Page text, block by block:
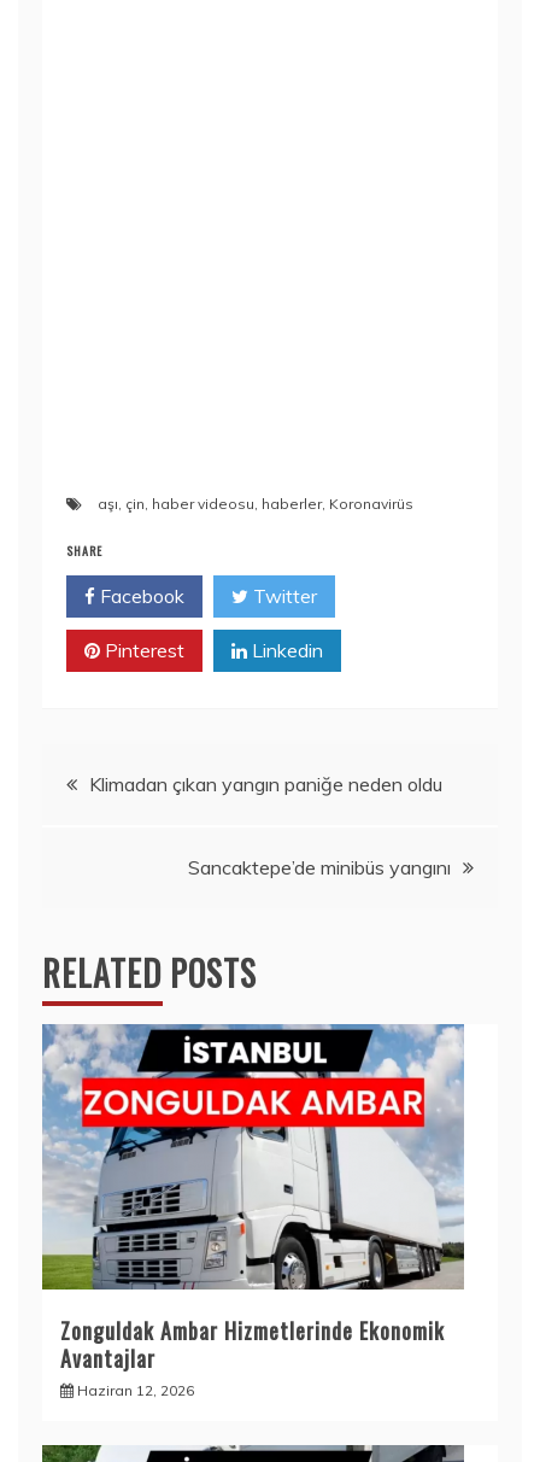
aşı çin haber videosu haberler, Koronavirüs
SHARE
Facebook Twitter
Pinterest Linkedin
YazıKlimadan çıkan yangın paniğe neden oldu
Sancaktepe’de minibüs yangını
RELATED POSTS
Zonguldak Ambar Hizmetlerinde Ekonomik
Avantajlar
Haziran 12, 2026